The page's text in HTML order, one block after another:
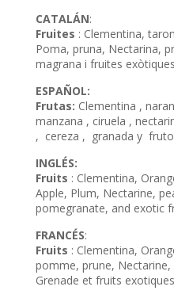
CATALÁN:
Fruites : Clementina,
Poma, pruna, Nectarina,
magrana i fruites
ESPAÑOL:
Frutas: Clementina ,
manzana , ciruela ,
, cereza , granada y
INGLÉS:
Fruits : Clementina,
Apple, Plum, Nectarine,
pomegranate, and exotic
FRANCÉS:
Fruits : Clementina,
pomme, prune,
Grenade et fruits